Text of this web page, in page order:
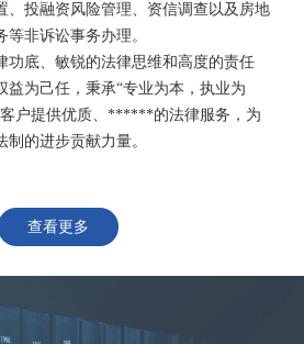
、投融资风险管理、资信调查以及房地
等非诉讼事务办理。
功底、敏锐的法律思维和高度的责任
益为己任，秉承“专业为本，执业为
户提供优质、******的法律服务 ，为
制的进步贡献力量。
查看更多